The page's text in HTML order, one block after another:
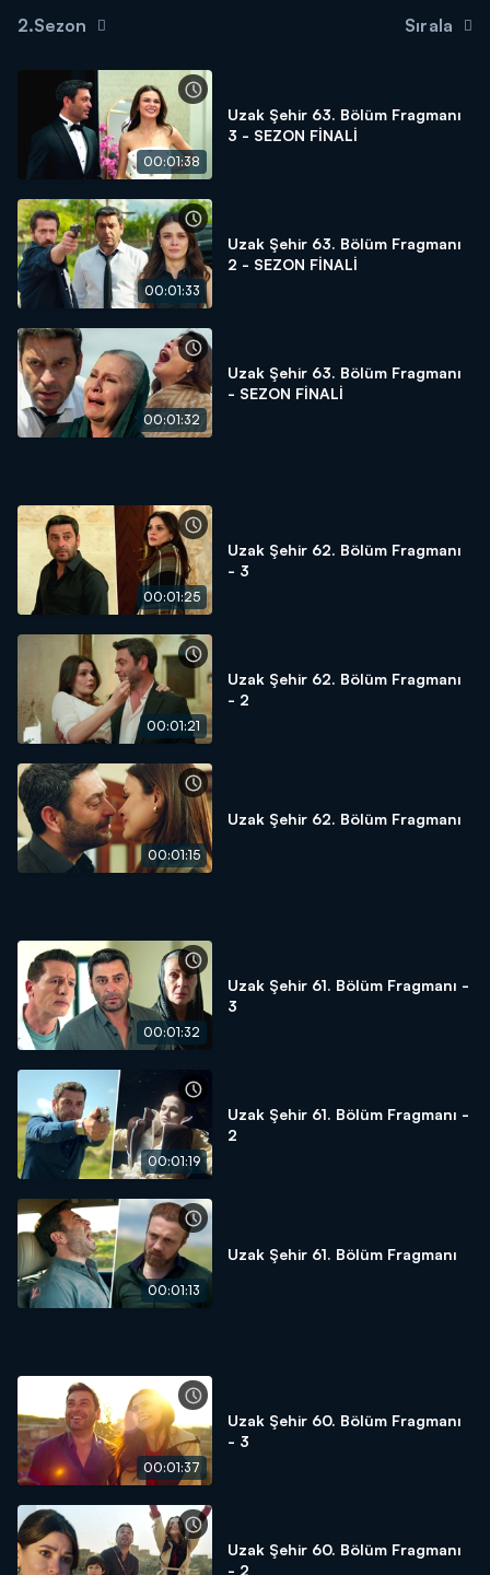
2.Sezon Sırala
00:01:38
Uzak Şehir 63. Bölüm Fragmanı
3 - SEZON FİNALİ
00:01:33
Uzak Şehir 63. Bölüm Fragmanı
2 - SEZON FİNALİ
00:01:32
Uzak Şehir 63. Bölüm Fragmanı
- SEZON FİNALİ
00:01:25
Uzak Şehir 62. Bölüm Fragmanı
- 3
00:01:21
Uzak Şehir 62. Bölüm Fragmanı
- 2
00:01:15
Uzak Şehir 62. Bölüm Fragmanı
00:01:32
Uzak Şehir 61. Bölüm Fragmanı -
3
00:01:19
Uzak Şehir 61. Bölüm Fragmanı -
2
00:01:13
Uzak Şehir 61. Bölüm Fragmanı
00:01:37
Uzak Şehir 60. Bölüm Fragmanı
- 3
Uzak Şehir 60. Bölüm Fragmanı
- 2